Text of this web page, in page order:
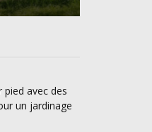
avec des
un jardinage